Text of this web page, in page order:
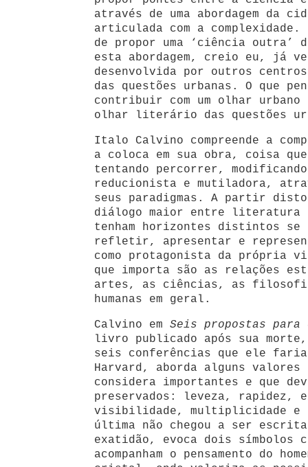
através de uma abordagem da
articulada com a complexidade.
de propor uma ‘ciência outra’
esta abordagem, creio eu, já
desenvolvida por outros centros
das questões urbanas. O que
contribuir com um olhar
olhar literário das questões
Italo Calvino compreende a
a coloca em sua obra, coisa
tentando percorrer,
reducionista e mutiladora,
seus paradigmas. A partir disto
diálogo maior entre literatura
tenham horizontes distintos se
refletir, apresentar e
como protagonista da própria
que importa são as relações
artes, as ciências, as
humanas em geral.
Calvino em Seis propostas para
livro publicado após sua
seis conferências que ele faria
Harvard, aborda alguns
considera importantes e que
preservados: leveza, rapidez,
visibilidade, multiplicidade e
última não chegou a ser
exatidão, evoca dois símbolos
acompanham o pensamento do